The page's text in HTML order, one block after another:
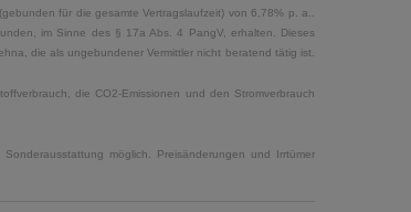
für die gesamte Vertragslaufzeit) von 6,78% p. a..
im Sinne des § 17a Abs. 4 PangV, erhalten. Dieses
die als ungebundener Vermittler nicht beratend tätig ist.
die CO2-Emissionen und den Stromverbrauch
möglich. Preisänderungen und Irrtümer